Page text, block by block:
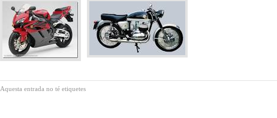
Aquesta entrada no té etiquetes